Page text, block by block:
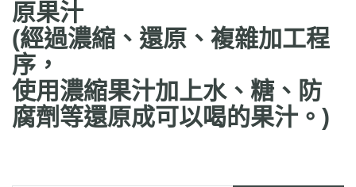
原果汁
(經過濃縮、還原、複雜加工程
序，
使用濃縮果汁加上水、糖、防
腐劑等還原成可以喝的果汁。)